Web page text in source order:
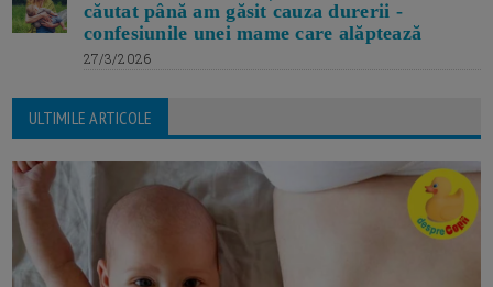
căutat până am găsit cauza durerii -
confesiunile unei mame care alăptează
27/3/2026
ULTIMILE ARTICOLE